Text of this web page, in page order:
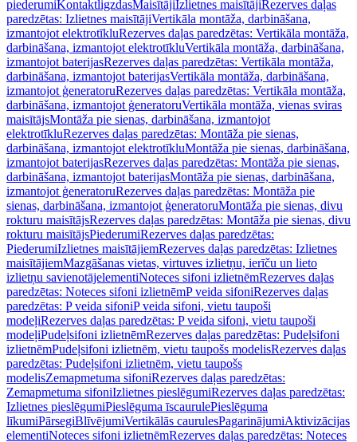
piederumiKontaktligzdasMaisītājiIzlietnes maisītājiRezerves daļas
paredzētas: Izlietnes maisītājiVertikāla montāža, darbināšana,
izmantojot elektrotīkluRezerves daļas paredzētas: Vertikāla montāža,
darbināšana, izmantojot elektrotīkluVertikāla montāža, darbināšana,
izmantojot baterijasRezerves daļas paredzētas: Vertikāla montāža,
darbināšana, izmantojot baterijasVertikāla montāža, darbināšana,
izmantojot ģeneratoruRezerves daļas paredzētas: Vertikāla montāža,
darbināšana, izmantojot ģeneratoruVertikāla montāža, vienas sviras
maisītājsMontāža pie sienas, darbināšana, izmantojot
elektrotīkluRezerves daļas paredzētas: Montāža pie sienas,
darbināšana, izmantojot elektrotīkluMontāža pie sienas, darbināšana,
izmantojot baterijasRezerves daļas paredzētas: Montāža pie sienas,
darbināšana, izmantojot baterijasMontāža pie sienas, darbināšana,
izmantojot ģeneratoruRezerves daļas paredzētas: Montāža pie
sienas, darbināšana, izmantojot ģeneratoruMontāža pie sienas, divu
rokturu maisītājsRezerves daļas paredzētas: Montāža pie sienas, divu
rokturu maisītājsPiederumiRezerves daļas paredzētas:
PiederumiIzlietnes maisītājiemRezerves daļas paredzētas: Izlietnes
maisītājiemMazgāšanas vietas, virtuves izlietņu, ierīču un lieto
izlietņu savienotājelementiNoteces sifoni izlietnēmRezerves daļas
paredzētas: Noteces sifoni izlietnēmP veida sifoniRezerves daļas
paredzētas: P veida sifoniP veida sifoni, vietu taupoši
modeļiRezerves daļas paredzētas: P veida sifoni, vietu taupoši
modeļiPudeļsifoni izlietnēmRezerves daļas paredzētas: Pudeļsifoni
izlietnēmPudeļsifoni izlietnēm, vietu taupošs modelisRezerves daļas
paredzētas: Pudeļsifoni izlietnēm, vietu taupošs
modelisZemapmetuma sifoniRezerves daļas paredzētas:
Zemapmetuma sifoniIzlietnes pieslēgumiRezerves daļas paredzētas:
Izlietnes pieslēgumiPieslēguma īscaurulePieslēguma
līkumiPārsegiBlīvējumiVertikālās caurulesPagarinājumiAktivizācijas
elementiNoteces sifoni izlietnēmRezerves daļas paredzētas: Noteces